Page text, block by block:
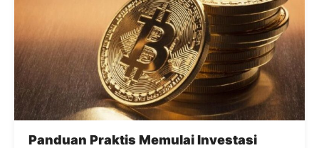
Panduan Praktis Memulai Investasi